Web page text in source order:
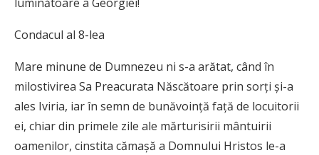
Condacul al 8-lea
Mare minune de Dumnezeu ni s-a arătat, când în
milostivirea Sa Preacurata Născătoare prin sorți și-a
ales Iviria, iar în semn de bunăvoință față de locuitorii
ei, chiar din primele zile ale mărturisirii mântuirii
oamenilor, cinstita cămașă a Domnului Hristos le-a